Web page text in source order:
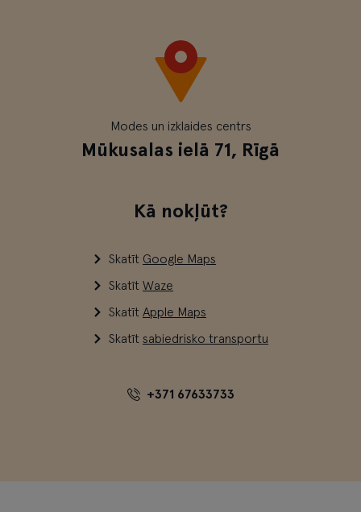
Modes un izklaides centrs
Mūkusalas ielā 71, Rīgā
Kā nokļūt?
Skatīt Google Maps
Skatīt Waze
Skatīt Apple Maps
Skatīt sabiedrisko transportu
+371 67633733